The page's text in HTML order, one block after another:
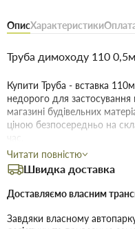
ОписХарактеристики
Труба димоходу 110
Купити Труба - вставка
недорого для
магазині будівельних
ціною безпосередньо на
Переваги нашого інтернет-
ціні!
Якість без посередників:
дійсно високої якості,
безпосередніми
Читати повністю
Швидка доставка
Доставляємо власним
Завдяки власному